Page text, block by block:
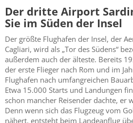
Der dritte Airport
Sie im Süden der Insel
Der größte Flughafen der Insel, der
Cagliari, wird als „Tor des Südens“
außerdem auch der älteste. Bereits
der erste Flieger nach Rom und im
Flughafen nach umfangreichen
Etwa 15.000 Starts und Landungen
schon mancher Reisender dachte, er
Denn wenn sich das Flugzeug vom
nähert, entsteht beim Landeanflug